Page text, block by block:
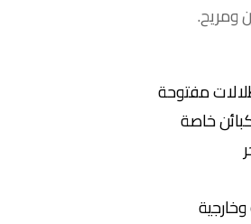
ومريح.
مفتوحة
خاصة